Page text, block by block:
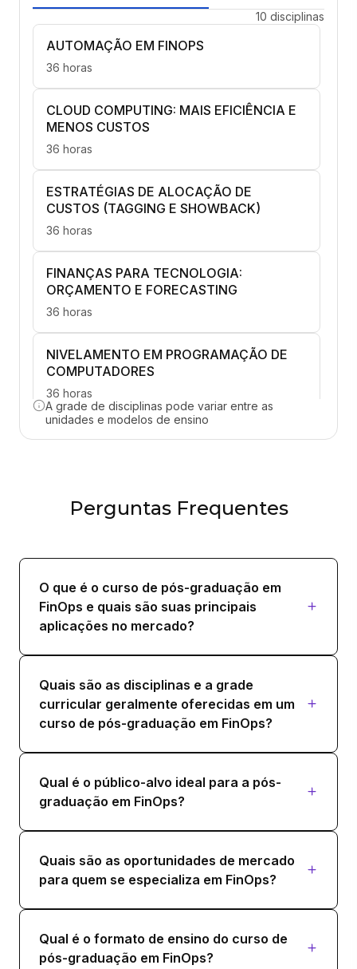
10 disciplinas
AUTOMAÇÃO EM FINOPS
36 horas
CLOUD COMPUTING: MAIS EFICIÊNCIA E
MENOS CUSTOS
36 horas
ESTRATÉGIAS DE ALOCAÇÃO DE
CUSTOS (TAGGING E SHOWBACK)
36 horas
FINANÇAS PARA TECNOLOGIA:
ORÇAMENTO E FORECASTING
36 horas
NIVELAMENTO EM PROGRAMAÇÃO DE
COMPUTADORES
36 horas
GERENCIAMENTO ÁGIL E DEVOPS
GESTÃO DE IND. DE DES, GOV. E QUAL. DE
DADOS
OTIMIZAÇÃO DE CUSTOS DE
COMPUTAÇÃO E ARMAZENAMENTO
36 horas
DADOS
36 horas
36 horas
A grade de disciplinas pode variar entre as
unidades e modelos de ensino
Perguntas Frequentes
O que é o curso de pós-graduação em
FinOps e quais são suas principais
aplicações no mercado?
Quais são as disciplinas e a grade
curricular geralmente oferecidas em um
curso de pós-graduação em FinOps?
Qual é o público-alvo ideal para a pós-
graduação em FinOps?
Quais são as oportunidades de mercado
para quem se especializa em FinOps?
Qual é o formato de ensino do curso de
pós-graduação em FinOps?